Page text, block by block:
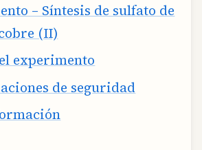
– Síntesis de sulfato de
(II)
experimento
de seguridad